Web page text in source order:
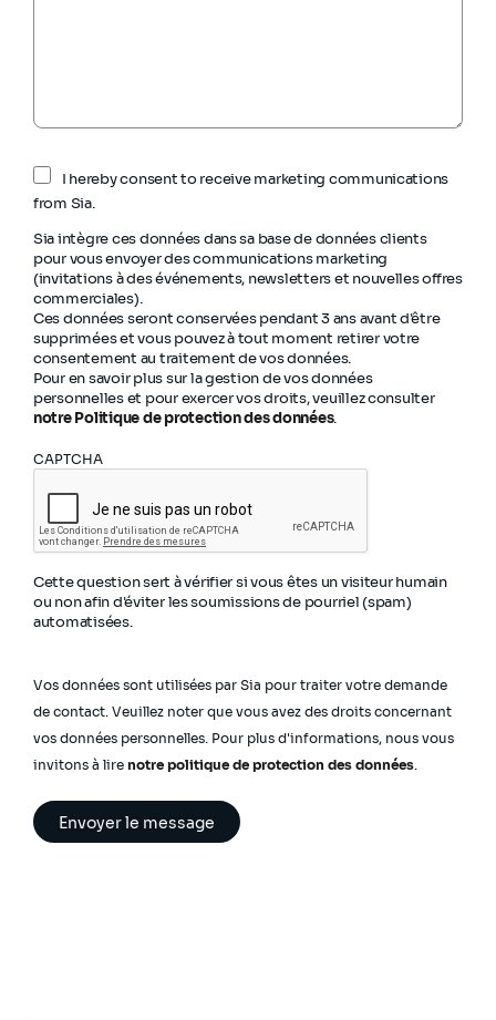
I hereby consent to receive marketing communications
from Sia.
Sia intègre ces données dans sa base de données clients
pour vous envoyer des communications marketing
(invitations à des événements, newsletters et nouvelles offres
commerciales).
Ces données seront conservées pendant 3 ans avant d'être
supprimées et vous pouvez à tout moment retirer votre
consentement au traitement de vos données.
Pour en savoir plus sur la gestion de vos données
personnelles et pour exercer vos droits, veuillez consulter
notre Politique de protection des données.
CAPTCHA
Cette question sert à vérifier si vous êtes un visiteur humain
ou non afin d'éviter les soumissions de pourriel (spam)
automatisées.
Vos données sont utilisées par Sia pour traiter votre demande
de contact. Veuillez noter que vous avez des droits concernant
vos données personnelles. Pour plus d'informations, nous vous
invitons à lire notre politique de protection des données.